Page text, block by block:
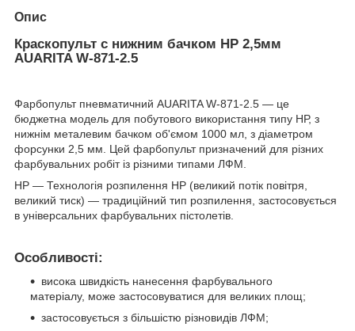
Опис
Краскопульт с нижним бачком HP 2,5мм
AUARITA W-871-2.5
Фарбопульт пневматичний AUARITA W-871-2.5 — це
бюджетна модель для побутового використання типу НР, з
нижнім металевим бачком об'ємом 1000 мл, з діаметром
форсунки 2,5 мм. Цей фарбопульт призначений для різних
фарбувальних робіт із різними типами ЛФМ.
HP — Технологія розпилення НР (великий потік повітря,
великий тиск) — традиційний тип розпилення, застосовується
в універсальних фарбувальних пістолетів.
Особливості:
висока швидкість нанесення фарбувального
матеріалу, може застосовуватися для великих площ;
застосовується з більшістю різновидів ЛФМ;